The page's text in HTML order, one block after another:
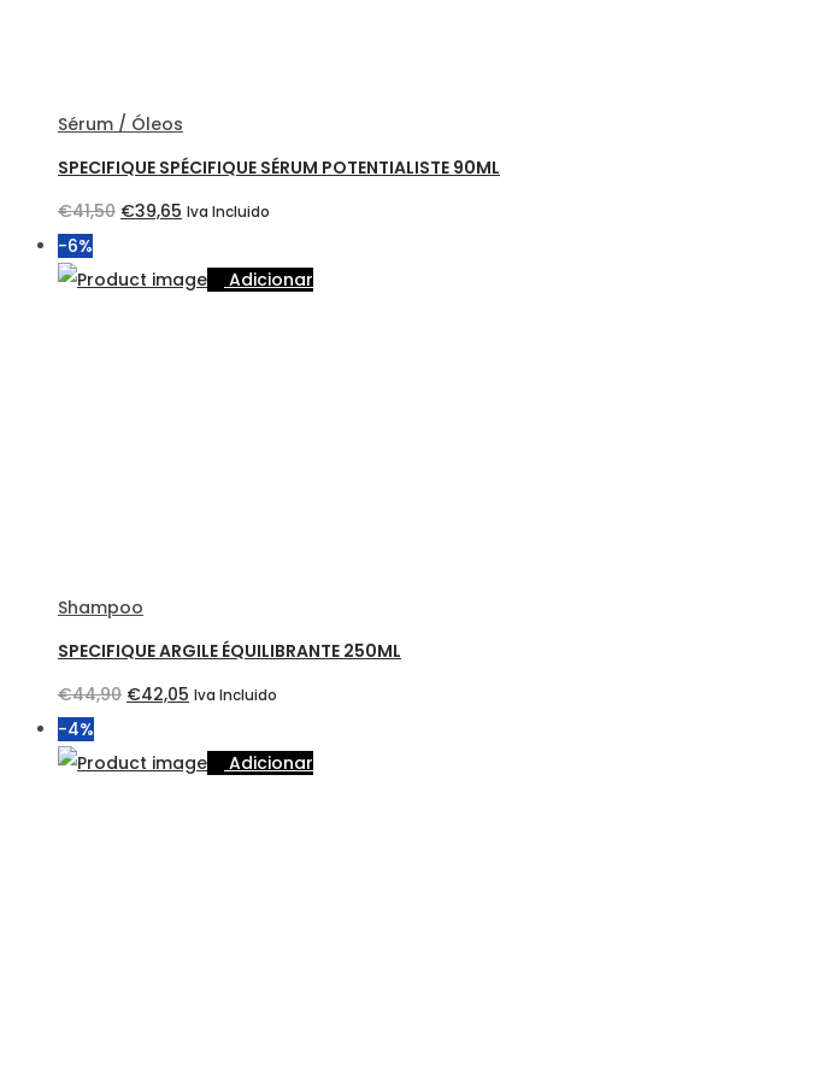
Sérum / Óleos
SPECIFIQUE SPÉCIFIQUE SÉRUM POTENTIALISTE 90ML
€41,50 O
original
€39,65 O
atual
Iva Incluido
-6%
Adicionar
Shampoo
SPECIFIQUE ARGILE ÉQUILIBRANTE 250ML
€44,90 O
original
€42,05 O
atual
Iva Incluido
-4%
Adicionar